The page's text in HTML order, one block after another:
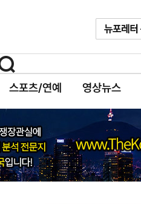
스포츠/연예 영상뉴스